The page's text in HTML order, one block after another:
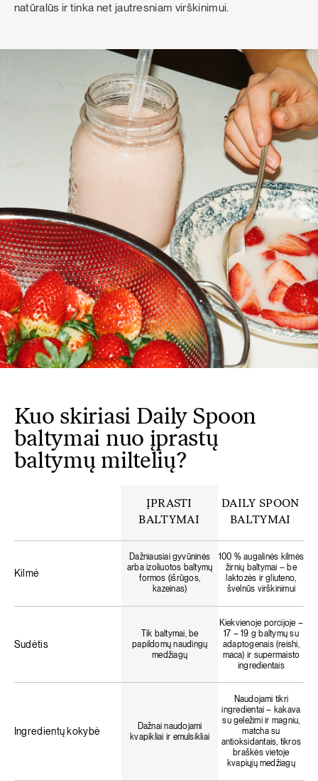
natūralūs ir tinka net jautresniam virškinimui.
Kuo skiriasi Daily Spoon
baltymai nuo įprastų
baltymų miltelių?
ĮPRASTI
BALTYMAI
DAILY SPOON
BALTYMAI
Kilmė
Dažniausiai gyvūninės
arba izoliuotos baltymų
formos (išrūgos,
kazeinas)
100 % augalinės kilmės
žirnių baltymai – be
laktozės ir gliuteno,
švelnūs virškinimui
Sudėtis
Tik baltymai, be
papildomų naudingų
medžiagų
Kiekvienoje porcijoje –
17 – 19 g baltymų su
adaptogenais (reishi,
maca) ir supermaisto
ingredientais
Ingredientų kokybė
Dažnai naudojami
kvapikliai ir emulsikliai
Naudojami tikri
ingredientai – kakava
su geležimi ir magniu,
matcha su
antioksidantais, tikros
braškės vietoje
kvapiųjų medžiagų